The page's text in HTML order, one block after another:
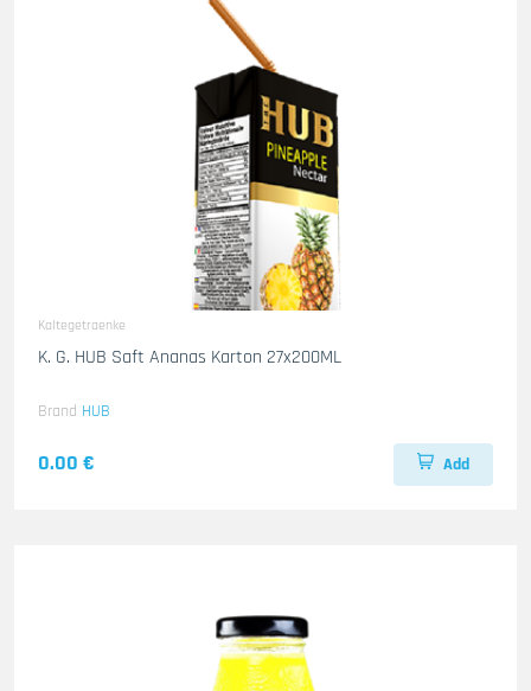
Kaltegetraenke
K. G. HUB Saft Ananas Karton 27x200ML
Brand HUB
0.00 € Add